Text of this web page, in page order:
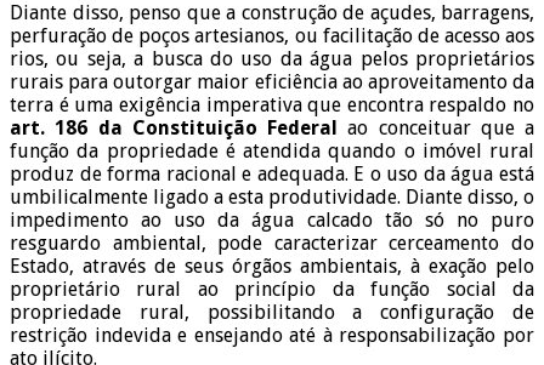
Diante disso, penso que a construção de açudes, barragens,
perfuração de poços artesianos, ou facilitação de acesso aos
rios, ou seja, a busca do uso da água pelos proprietários
rurais para outorgar maior eficiência ao aproveitamento da
terra é uma exigência imperativa que encontra respaldo no
art. 186 da Constituição Federal ao conceituar que a
função da propriedade é atendida quando o imóvel rural
produz de forma racional e adequada. E o uso da água está
umbilicalmente ligado a esta produtividade. Diante disso, o
impedimento ao uso da água calcado tão só no puro
resguardo ambiental, pode caracterizar cerceamento do
Estado, através de seus órgãos ambientais, à exação pelo
proprietário rural ao princípio da função social da
propriedade rural, possibilitando a configuração de
restrição indevida e ensejando até à responsabilização por
ato ilícito.